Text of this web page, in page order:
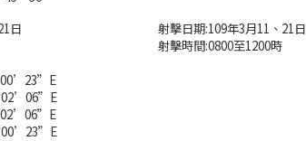
日
射擊日期:109年3月11、21日
射擊時間:0800至1200時